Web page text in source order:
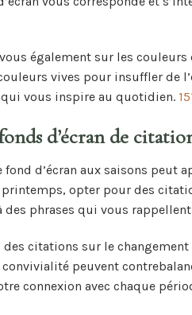
également sur les
vives pour insuffler de
vous inspire au quotidien.
d’écran de
fond d’écran aux saisons peut
opter pour des
des phrases qui vous
des citations sur le
peuvent
connexion avec chaque